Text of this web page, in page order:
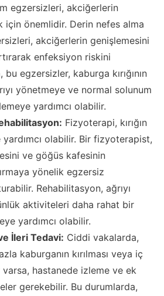
egzersizleri, akciğerlerin
için önemlidir. Derin nefes alma
akciğerlerin genişlemesini
enfeksiyon riskini
egzersizler, kaburga kırığının
yönetmeye ve normal solunum
yardımcı olabilir.
Fizyoterapi, kırığın
olabilir. Bir fizyoterapist,
ve göğüs kafesinin
yönelik egzersiz
Rehabilitasyon, ağrıyı
aktiviteleri daha rahat bir
yardımcı olabilir.
İleri Tedavi: Ciddi vakalarda,
kaburganın kırılması veya iç
hastanede izleme ve ek
gerekebilir. Bu durumlarda,